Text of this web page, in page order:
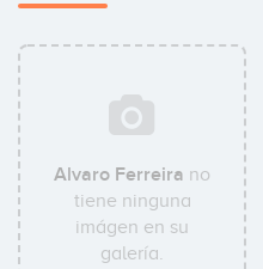
Alvaro Ferreira no
tiene ninguna
imágen en su
galería.